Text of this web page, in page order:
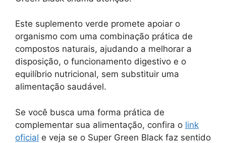
Este suplemento verde promete apoiar o
organismo com uma combinação prática de
compostos naturais, ajudando a melhorar a
disposição, o funcionamento digestivo e o
equilíbrio nutricional, sem substituir uma
alimentação saudável.
Se você busca uma forma prática de
complementar sua alimentação, confira o link
oficial e veja se o Super Green Black faz sentido